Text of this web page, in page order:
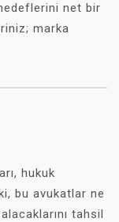
net bir
marka
hukuk
bu avukatlar ne
tahsil